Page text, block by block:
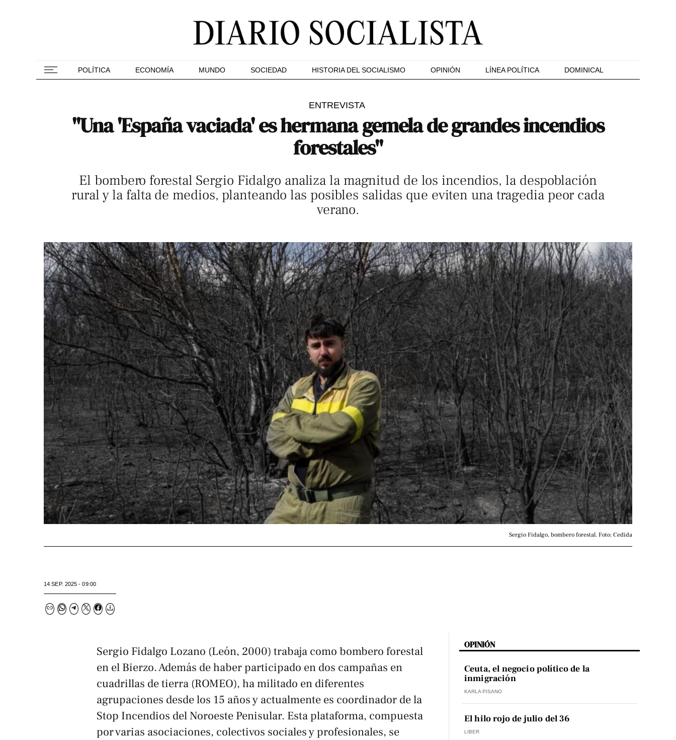
POLÍTICA ECONOMÍA MUNDO SOCIEDAD HISTORIA DEL SOCIALISMO OPINIÓN LÍNEA POLÍTICA DOMINICAL
ENTREVISTA
"Una 'España vaciada' es hermana gemela de grandes incendios
forestales"
El bombero forestal Sergio Fidalgo analiza la magnitud de los incendios, la despoblación
rural y la falta de medios, planteando las posibles salidas que eviten una tragedia peor cada
verano.
Sergio Fidalgo, bombero forestal. Foto: Cedida
14 SEP. 2025 - 09:00
Sergio Fidalgo Lozano (León, 2000) trabaja como bombero forestal
en el Bierzo. Además de haber participado en dos campañas en
cuadrillas de tierra (ROMEO), ha militado en diferentes
agrupaciones desde los 15 años y actualmente es coordinador de la
Stop Incendios del Noroeste Penisular. Esta plataforma, compuesta
por varias asociaciones, colectivos sociales y profesionales, se
OPINIÓN
Ceuta, el negocio político de la
inmigración
KARLA PISANO
El hilo rojo de julio del 36
LIBER